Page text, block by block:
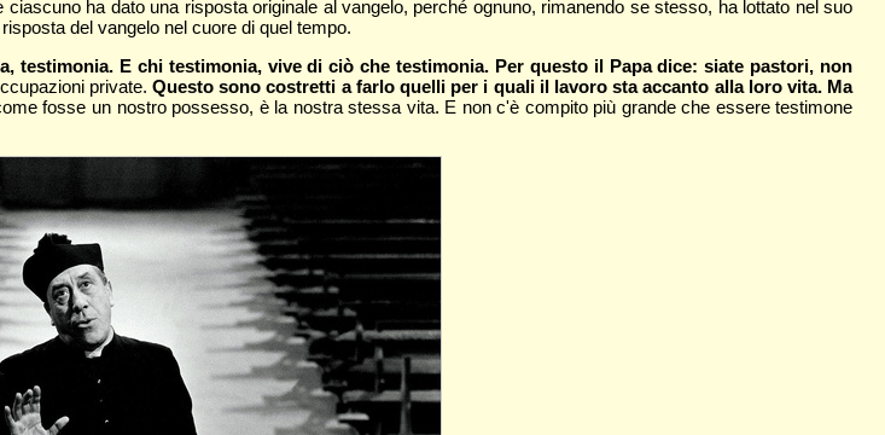
ha dato una risposta originale al vangelo, perché ognuno, rimanendo se stesso, ha lottato nel suo
del vangelo nel cuore di quel tempo.
testimonia. E chi testimonia, vive di ciò che testimonia. Per questo il Papa dice: siate pastori, non
private.Questo sono costretti a farlo quelli per i quali il lavoro sta accanto alla loro vita. Ma
fosse un nostro possesso, è la nostra stessa vita. E non c'è compito più grande che essere testimone